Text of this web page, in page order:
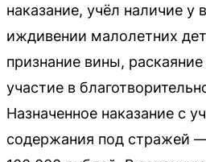
наказание, учёл наличие у
иждивении малолетних
признание вины,
участие в
Назначенное наказание с
содержания под стражей